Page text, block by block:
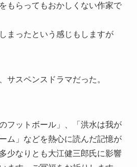
もらってもおかしくない作家で
まったという感じもしますが
サスペンスドラマだった。
フットボール」、「洪水は我が
ム」などを熱心に読んだ記憶が
少なりとも大江健三郎氏に影響